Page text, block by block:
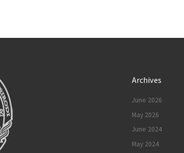
Archives
June 2026
May 2026
June 2024
May 2024